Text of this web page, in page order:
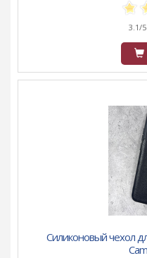
3.1/
Силиконовый чехол